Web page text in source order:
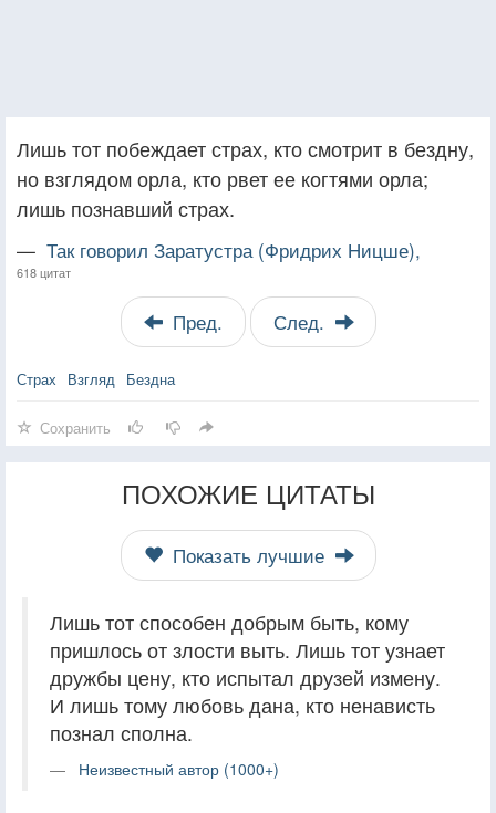
Лишь тот побеждает страх, кто смотрит в бездну,
но взглядом орла, кто рвет ее когтями орла;
лишь познавший страх.
— Так говорил Заратустра (Фридрих Ницше),
618 цитат
Пред. След.
Страх Взгляд Бездна
Сохранить
ПОХОЖИЕ ЦИТАТЫ
Показать лучшие
Лишь тот способен добрым быть, кому
пришлось от злости выть. Лишь тот узнает
дружбы цену, кто испытал друзей измену.
И лишь тому любовь дана, кто ненависть
познал сполна.
Неизвестный автор (1000+)